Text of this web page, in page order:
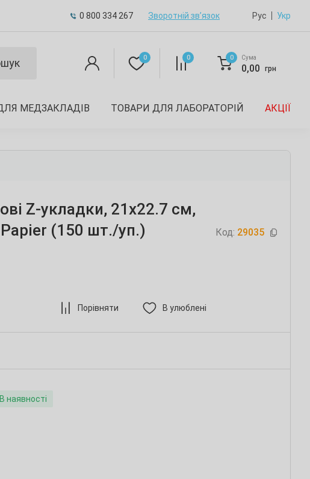
0 800 334 267 Зворотній зв’язок Рус Укр
0 0 0 Сума
0,00 грн
МЕДЗАКЛАДІВ ТОВАРИ ДЛЯ ЛАБОРАТОРІЙ АКЦІЇ
Z-укладки, 21х22.7 см,
Papier (150 шт./уп.)
Код: 29035
Порівняти В улюблені
В наявності